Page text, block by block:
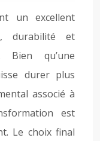
un excellent
durabilité et
Bien qu’une
durer plus
associé à
est
Le choix final